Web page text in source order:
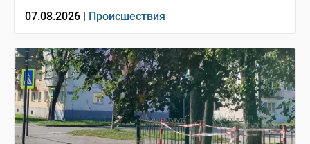
07.08.2026 | Происшествия